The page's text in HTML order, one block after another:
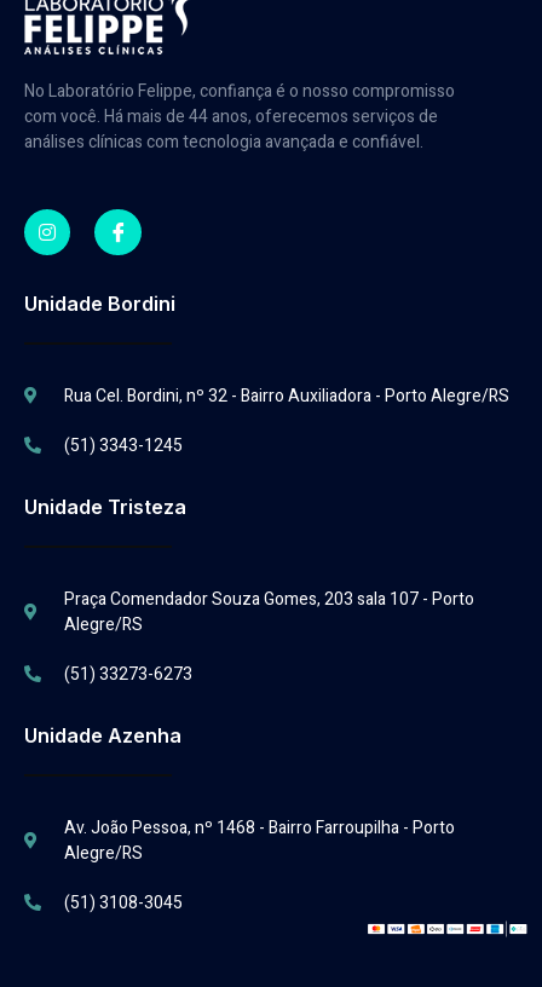
No Laboratório Felippe, confiança é o nosso compromisso
com você. Há mais de 44 anos, oferecemos serviços de
análises clínicas com tecnologia avançada e confiável.
Unidade Bordini
Rua Cel. Bordini, nº 32 - Bairro Auxiliadora - Porto Alegre/RS
(51) 3343-1245
Unidade Tristeza
Praça Comendador Souza Gomes, 203 sala 107 - Porto
Alegre/RS
(51) 33273-6273
Unidade Azenha
Av. João Pessoa, nº 1468 - Bairro Farroupilha - Porto
Alegre/RS
(51) 3108-3045